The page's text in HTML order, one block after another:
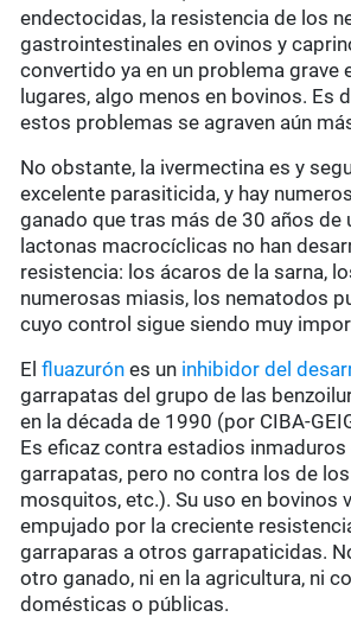
endectocidas, la resistencia de los
gastrointestinales en ovinos y
convertido ya en un problema grave
lugares, algo menos en bovinos. Es
estos problemas se agraven aún
No obstante, la ivermectina es y
excelente parasiticida, y hay
ganado que tras más de 30 años de
lactonas macrocíclicas no han
resistencia: los ácaros de la sarna,
numerosas miasis, los nematodos
cuyo control sigue siendo muy
Elfluazurón es un inhibidor del
garrapatas del grupo de las
en la década de 1990 (por CIBA-
Es eficaz contra estadios inmaduros
garrapatas, pero no contra los de
mosquitos, etc.). Su uso en bovinos
empujado por la creciente
garraparas a otros garrapaticidas.
otro ganado, ni en la agricultura, ni
domésticas o públicas.